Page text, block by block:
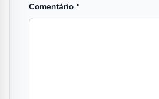
Comentário *